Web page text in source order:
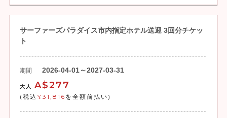
サーファーズパラダイス市内指定ホテル送迎 3回分チケッ
ト
期間 2026-04-01～2027-03-31
大人 A$277
(税込 ¥31,816 を全額前払い)